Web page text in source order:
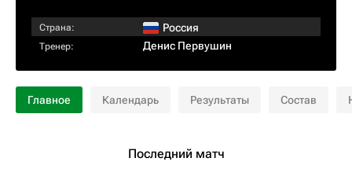
Страна: Россия
Тренер: Денис Первушин
Главное Календарь Результаты Состав
Последний матч